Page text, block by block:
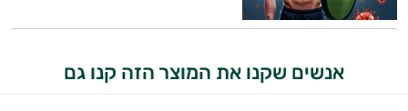
אנשים שקנו את המוצר הזה קנו גם
היי,
אני יועץ הבריאות האישי AI של טבע בריא.